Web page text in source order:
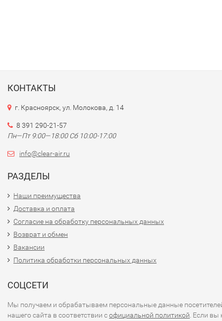
КОНТАКТЫ
г. Красноярск, ул. Молокова, д. 14
8 391 290-21-57
Пн—Пт 9:00—18:00 Сб 10:00-17:00
info@clear-air.ru
РАЗДЕЛЫ
Наши преимущества
Доставка и оплата
Согласие на обработку персональных данных
Возврат и обмен
Вакансии
Политика обработки персональных данных
СОЦСЕТИ
Мы получаем и обрабатываем персональные данные
нашего сайта в соответствии софициальной политикой . Если вы